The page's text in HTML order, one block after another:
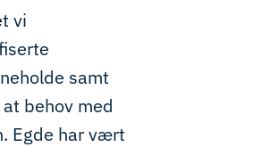
vi
samt
behov med
Egde har vært